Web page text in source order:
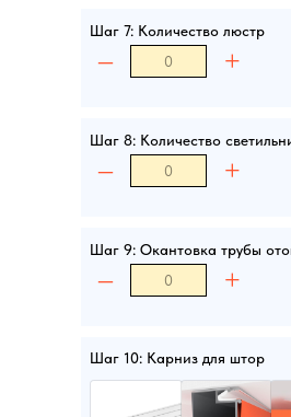
Шаг 7: Количество люстр
– +
Шаг 8: Количество
– +
Шаг 9: Окантовка трубы
– +
Шаг 10: Карниз для штор